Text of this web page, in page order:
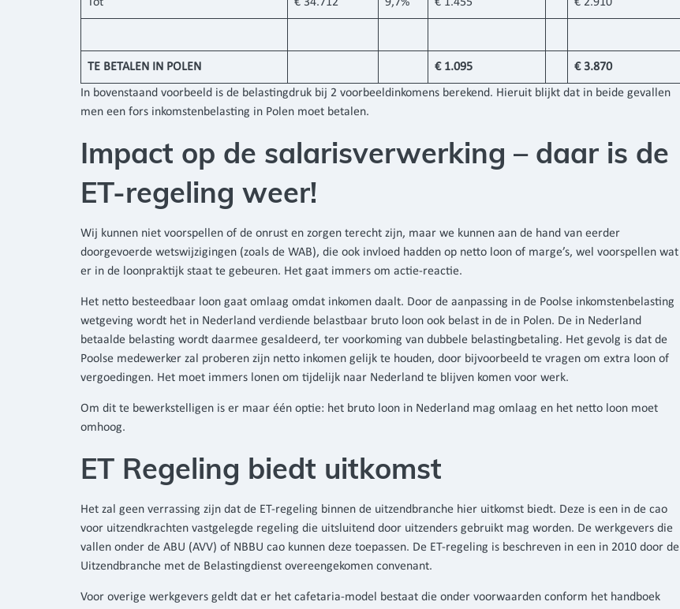
TE BETALEN IN POLEN € 1.095 € 3.870
In bovenstaand voorbeeld is de belastingdruk bij 2 voorbeeldinkomens berekend. Hieruit blijkt dat in beide gevallen
men een fors inkomstenbelasting in Polen moet betalen.
Impact op de salarisverwerking – daar is de
ET-regeling weer!
Wij kunnen niet voorspellen of de onrust en zorgen terecht zijn, maar we kunnen aan de hand van eerder
doorgevoerde wetswijzigingen (zoals de WAB), die ook invloed hadden op netto loon of marge’s, wel voorspellen wat
er in de loonpraktijk staat te gebeuren. Het gaat immers om actie-reactie.
Het netto besteedbaar loon gaat omlaag omdat inkomen daalt. Door de aanpassing in de Poolse inkomstenbelasting
wetgeving wordt het in Nederland verdiende belastbaar bruto loon ook belast in de in Polen. De in Nederland
betaalde belasting wordt daarmee gesaldeerd, ter voorkoming van dubbele belastingbetaling. Het gevolg is dat de
Poolse medewerker zal proberen zijn netto inkomen gelijk te houden, door bijvoorbeeld te vragen om extra loon of
vergoedingen. Het moet immers lonen om tijdelijk naar Nederland te blijven komen voor werk.
Om dit te bewerkstelligen is er maar één optie: het bruto loon in Nederland mag omlaag en het netto loon moet
omhoog.
ET Regeling biedt uitkomst
Het zal geen verrassing zijn dat de ET-regeling binnen de uitzendbranche hier uitkomst biedt. Deze is een in de cao
voor uitzendkrachten vastgelegde regeling die uitsluitend door uitzenders gebruikt mag worden. De werkgevers die
vallen onder de ABU (AVV) of NBBU cao kunnen deze toepassen. De ET-regeling is beschreven in een in 2010 door de
Uitzendbranche met de Belastingdienst overeengekomen convenant.
Voor overige werkgevers geldt dat er het cafetaria-model bestaat die onder voorwaarden conform het handboek